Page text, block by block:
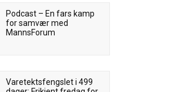
Podcast – En fars kamp
for samvær med
MannsForum
Varetektsfengslet i 499